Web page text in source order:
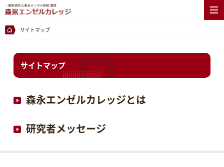
サイトマップ
サイトマップ
森永エンゼルカレッジとは
研究者メッセージ